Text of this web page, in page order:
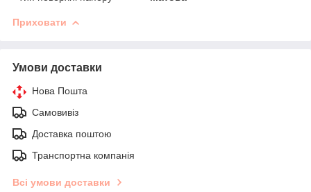
Приховати
Умови доставки
Нова Пошта
Самовивіз
Доставка поштою
Транспортна компанія
Всі умови доставки